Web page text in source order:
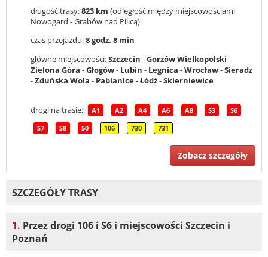
długość trasy:823 km (odległość między miejscowościami
Nowogard - Grabów nad Pilicą)
czas przejazdu:8 godz. 8 min
główne miejscowości:Szczecin -Gorzów Wielkopolski -
Zielona Góra -Głogów- Lubin - Legnica -Wrocław-Sieradz
-Zduńska Wola - Pabianice-Łódź-Skierniewice
drogi na trasie: A1 A2 A4 A6 A8 S3 S6
S7 S8 50 106 730 731
Zobacz szczegóły
SZCZEGÓŁY TRASY
1. Przez drogi 106 i S6 i miejscowości Szczecin i
Poznań